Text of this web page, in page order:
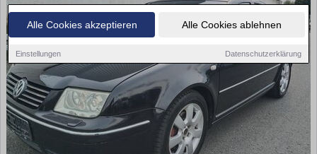
Alle Cookies akzeptieren Alle Cookies ablehnen
Einstellungen Datenschutzerklärung